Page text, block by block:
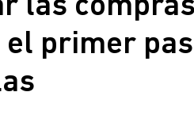
las compras
el primer